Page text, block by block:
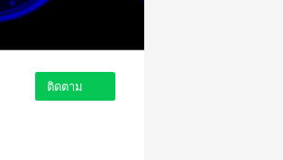
ติดตาม